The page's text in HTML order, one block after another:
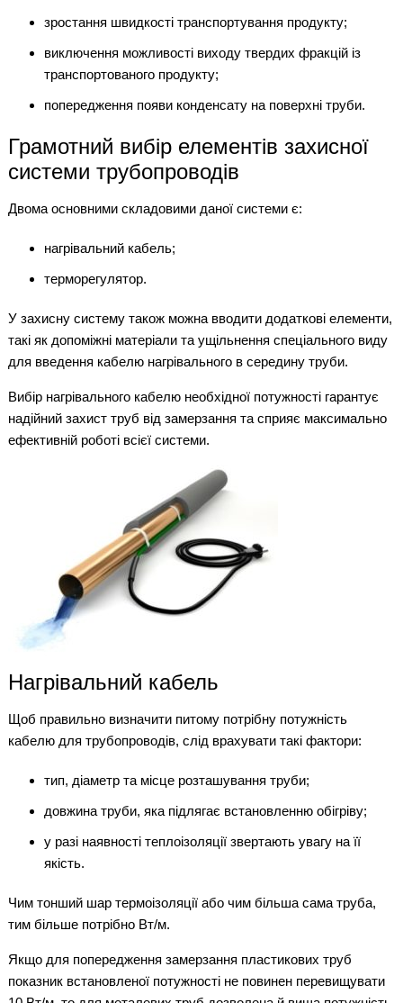
зростання швидкості транспортування продукту;
виключення можливості виходу твердих фракцій із
транспортованого продукту;
попередження появи конденсату на поверхні труби.
Грамотний вибір елементів захисної
системи трубопроводів
Двома основними складовими даної системи є:
нагрівальний кабель;
терморегулятор.
У захисну систему також можна вводити додаткові елементи,
такі як допоміжні матеріали та ущільнення спеціального виду
для введення кабелю нагрівального в середину труби.
Вибір нагрівального кабелю необхідної потужності гарантує
надійний захист труб від замерзання та сприяє максимально
ефективній роботі всієї системи.
Нагрівальний кабель
Щоб правильно визначити питому потрібну потужність
кабелю для трубопроводів, слід врахувати такі фактори:
тип, діаметр та місце розташування труби;
довжина труби, яка підлягає встановленню обігріву;
у разі наявності теплоізоляції звертають увагу на її
якість.
Чим тонший шар термоізоляції або чим більша сама труба,
тим більше потрібно Вт/м.
Якщо для попередження замерзання пластикових труб
показник встановленої потужності не повинен перевищувати